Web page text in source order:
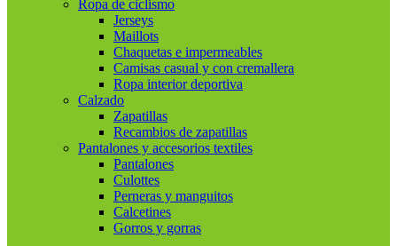
Ropa de ciclismo
Jerseys
Maillots
Chaquetas e impermeables
Camisas casual y con cremallera
Ropa interior deportiva
Calzado
Zapatillas
Recambios de zapatillas
Pantalones y accesorios textiles
Pantalones
Culottes
Perneras y manguitos
Calcetines
Gorros y gorras